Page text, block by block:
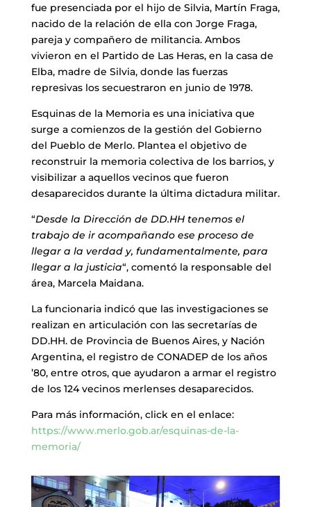
fue presenciada por el hijo de Silvia, Martín Fraga,
nacido de la relación de ella con Jorge Fraga,
pareja y compañero de militancia. Ambos
vivieron en el Partido de Las Heras, en la casa de
Elba, madre de Silvia, donde las fuerzas
represivas los secuestraron en junio de 1978.
Esquinas de la Memoria es una iniciativa que
surge a comienzos de la gestión del Gobierno
del Pueblo de Merlo. Plantea el objetivo de
reconstruir la memoria colectiva de los barrios, y
visibilizar a aquellos vecinos que fueron
desaparecidos durante la última dictadura militar.
“Desde la Dirección de DD.HH tenemos el
trabajo de ir acompañando ese proceso de
llegar a la verdad y, fundamentalmente, para
llegar a la justicia“, comentó la responsable del
área, Marcela Maidana.
La funcionaria indicó que las investigaciones se
realizan en articulación con las secretarías de
DD.HH. de Provincia de Buenos Aires, y Nación
Argentina, el registro de CONADEP de los años
’80, entre otros, que ayudaron a armar el registro
de los 124 vecinos merlenses desaparecidos.
Para más información, click en el enlace:
https://www.merlo.gob.ar/esquinas-de-la-
memoria/